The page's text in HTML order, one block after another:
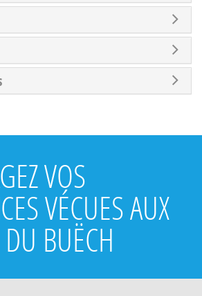
VOS
VÉCUES AUX
BUËCH